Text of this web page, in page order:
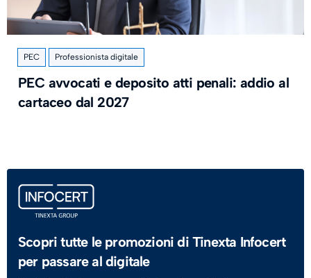
PEC Professionista digitale
PEC avvocati e deposito atti penali: addio al
cartaceo dal 2027
Scopri tutte le promozioni di Tinexta Infocert
per passare al digitale